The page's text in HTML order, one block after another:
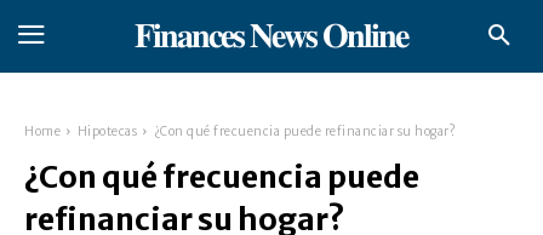
𝐅𝐢𝐧𝐚𝐧𝐜𝐞𝐬 𝐍𝐞𝐰𝐬 𝐎𝐧𝐥𝐢𝐧𝐞
Home Hipotecas ¿Con qué frecuencia puede refinanciar su hogar?
¿Con qué frecuencia puede
refinanciar su hogar?